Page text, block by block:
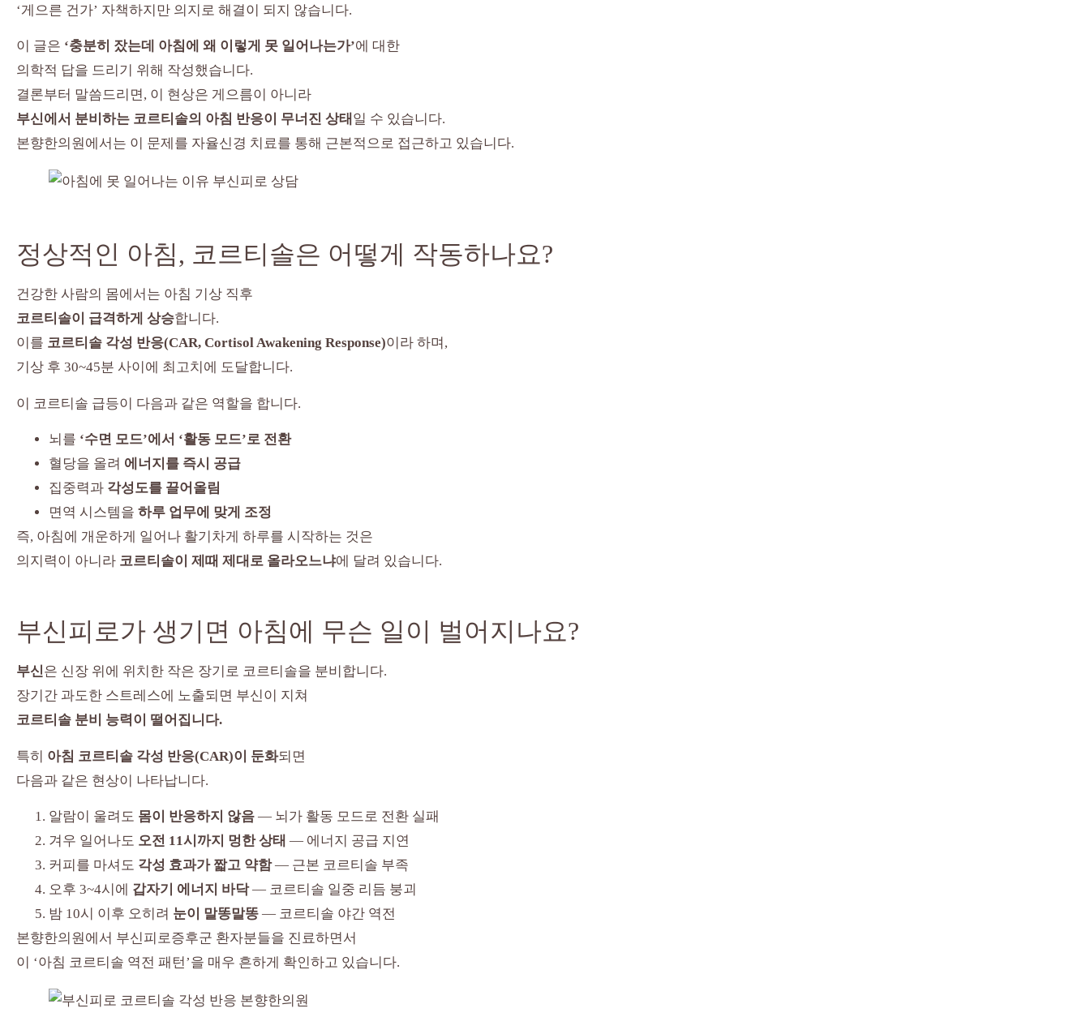
‘게으른 건가’ 자책하지만 의지로 해결이 되지 않습니다.
이 글은 ‘충분히 잤는데 아침에 왜 이렇게 못 일어나는가’에 대한
의학적 답을 드리기 위해 작성했습니다.
결론부터 말씀드리면, 이 현상은 게으름이 아니라
부신에서 분비하는 코르티솔의 아침 반응이 무너진 상태 일 수 있습니다.
본향한의원에서는 이 문제를 자율신경 치료를 통해 근본적으로 접근하고 있습니다.
정상적인 아침, 코르티솔은 어떻게 작동하나요?
건강한 사람의 몸에서는 아침 기상 직후
코르티솔이 급격하게 상승합니다.
이를 코르티솔 각성 반응(CAR, Cortisol Awakening Response)이라 하며,
기상 후 30~45분 사이에 최고치에 도달합니다.
이 코르티솔 급등이 다음과 같은 역할을 합니다.
뇌를 ‘수면 모드’에서 ‘활동 모드’로 전환
혈당을 올려 에너지를 즉시 공급
집중력과 각성도를 끌어올림
면역 시스템을 하루 업무에 맞게 조정
즉, 아침에 개운하게 일어나 활기차게 하루를 시작하는 것은
의지력이 아니라 코르티솔이 제때 제대로 올라오느냐에 달려 있습니다.
부신피로가 생기면 아침에 무슨 일이 벌어지나요?
부신은 신장 위에 위치한 작은 장기로 코르티솔을 분비합니다.
장기간 과도한 스트레스에 노출되면 부신이 지쳐
코르티솔 분비 능력이 떨어집니다.
특히 아침 코르티솔 각성 반응(CAR)이 둔화되면
다음과 같은 현상이 나타납니다.
알람이 울려도 몸이 반응하지 않음 — 뇌가 활동 모드로 전환 실패
겨우 일어나도 오전 11시까지 멍한 상태 — 에너지 공급 지연
커피를 마셔도 각성 효과가 짧고 약함— 근본 코르티솔 부족
오후 3~4시에 갑자기 에너지 바닥— 코르티솔 일중 리듬 붕괴
밤 10시 이후 오히려 눈이 말똥말똥 — 코르티솔 야간 역전
본향한의원에서 부신피로증후군 환자분들을 진료하면서
이 ‘아침 코르티솔 역전 패턴’을 매우 흔하게 확인하고 있습니다.